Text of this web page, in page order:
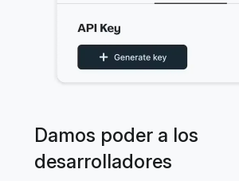
Damos poder a los
desarrolladores